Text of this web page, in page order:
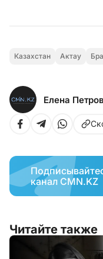
Казахстан Актау
Елена
канал CMN.KZ
Читайте также